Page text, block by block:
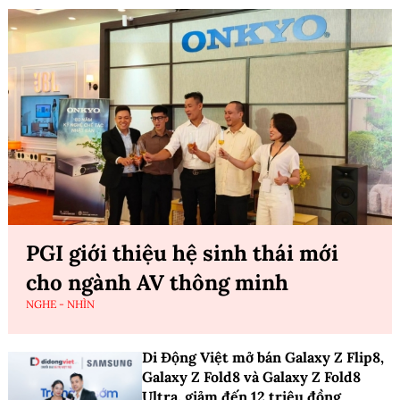
PGI giới thiệu hệ sinh thái mới
cho ngành AV thông minh
NGHE - NHÌN
Di Động Việt mở bán Galaxy Z Flip8,
Galaxy Z Fold8 và Galaxy Z Fold8
Ultra, giảm đến 12 triệu đồng